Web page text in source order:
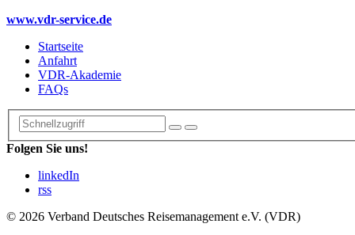
www.vdr-service.de
Startseite
Anfahrt
VDR-Akademie
FAQs
Folgen Sie uns!
linkedIn
rss
© 2026 Verband Deutsches Reisemanagement e.V. (VDR)